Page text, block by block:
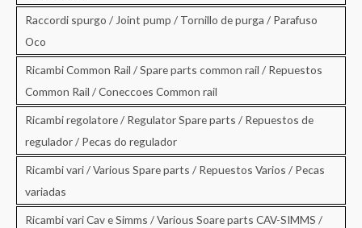
Raccordi spurgo / Joint pump / Tornillo de purga / Parafuso
Oco
Ricambi Common Rail / Spare parts common rail / Repuestos
Common Rail / Coneccoes Common rail
Ricambi regolatore / Regulator Spare parts / Repuestos de
regulador / Pecas do regulador
Ricambi vari / Various Spare parts / Repuestos Varios / Pecas
variadas
Ricambi vari Cav e Simms / Various Soare parts CAV-SIMMS /